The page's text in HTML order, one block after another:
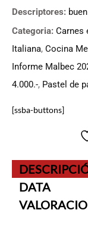
Descriptores:
Categoria: Carnes
Italiana, Cocina
Informe Malbec
4.000.-, Pastel de
[ssba-buttons]
DATA